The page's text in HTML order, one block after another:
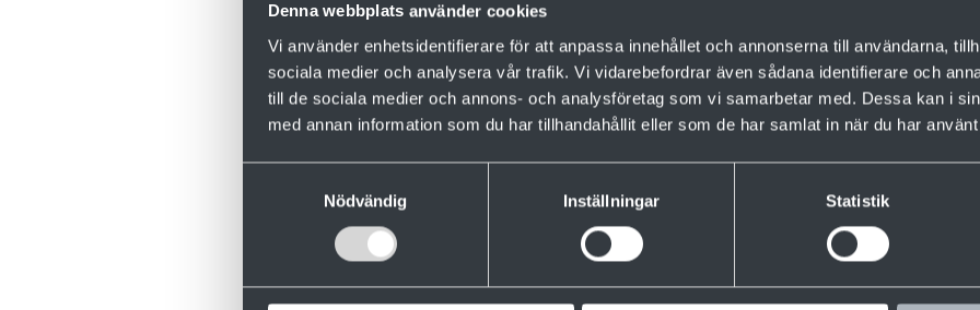
Denna webbplats använder cookies
Vi använder enhetsidentifierare för att anpassa innehållet och annonserna till användarna,
sociala medier och analysera vår trafik. Vi vidarebefordrar även sådana identifierare och
till de sociala medier och annons- och analysföretag som vi samarbetar med. Dessa kan i
med annan information som du har tillhandahållit eller som de har samlat in när du har
Nödvändig
Inställningar Statistik
Valutec on toimittanut neljä kamarikuivaamoa
vuodessa japanilaisella talovalmistajalla Misawa Homes.
Haluatko tietää lisää?